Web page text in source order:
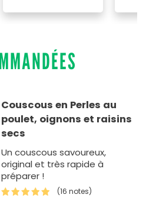
Couscous en Perles au
poulet, oignons et raisins
secs
Un couscous savoureux,
original et très rapide à
préparer !
(16 notes)